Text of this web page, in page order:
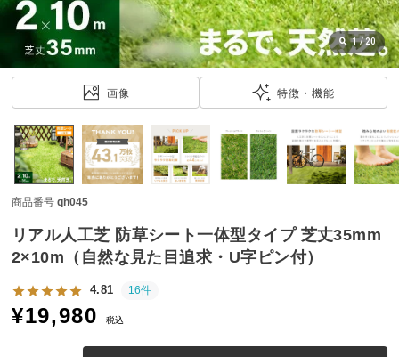
ク
た
ア
ム
特
覧
1/20
画像 特徴・機能
商品番号 qh045
リアル人工芝 防草シート一体型タイプ 芝丈35mm
2×10m（自然な見た目追求・U字ピン付）
4.81 16件
¥19,980 税込